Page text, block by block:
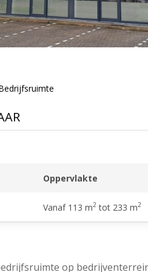
Oppervlakte
Vanaf 113 m2tot 233 m2
op